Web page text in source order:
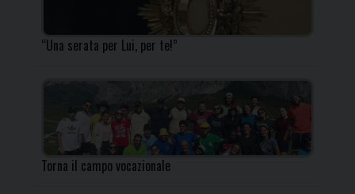
“Una serata per Lui, per te!”
Torna il campo vocazionale